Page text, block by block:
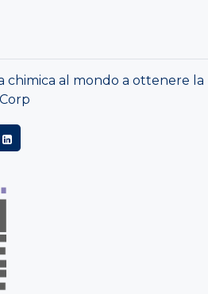
chimica al mondo a ottenere la